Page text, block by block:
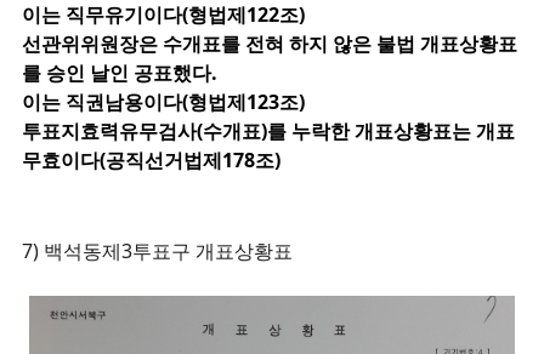
이는 직무유기이다(형법제122조)
선관위위원장은 수개표를 전혀 하지 않은 불법 개표상황표
를 승인 날인 공표했다.
이는 직권남용이다(형법제123조)
투표지효력유무검사(수개표)를 누락한 개표상황표는 개표
무효이다(공직선거법제178조)
7) 백석동제3투표구 개표상황표